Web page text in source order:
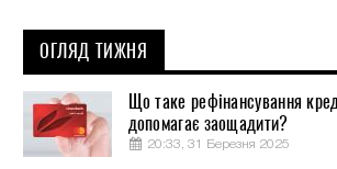
ОГЛЯД ТИЖНЯ
Що таке рефінансування
допомагає заощадити?
20:33, 31 Березня 2025